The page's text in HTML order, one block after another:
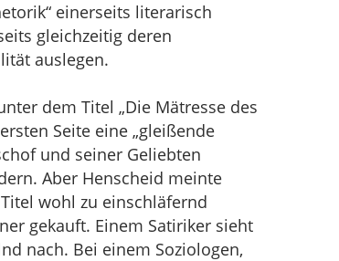
einerseits literarisch
gleichzeitig deren
auslegen.
dem Titel „Die Mätresse des
Seite eine „gleißende
und seiner Geliebten
Aber Henscheid meinte
wohl zu einschläfernd
gekauft. Einem Satiriker sieht
nach. Bei einem Soziologen,